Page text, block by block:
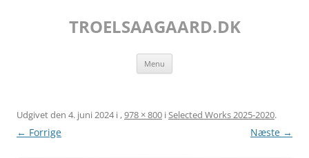
TROELSAAGAARD.DK
Menu
Udgivet den 4. juni 2024i ,978 × 800 iSelected Works 2025-2020.
← Forrige Næste →